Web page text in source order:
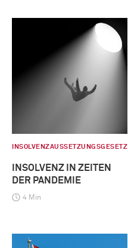
INSOLVENZAUSSETZUNGSGESETZ
INSOLVENZ IN ZEITEN
DER PANDEMIE
4 Min